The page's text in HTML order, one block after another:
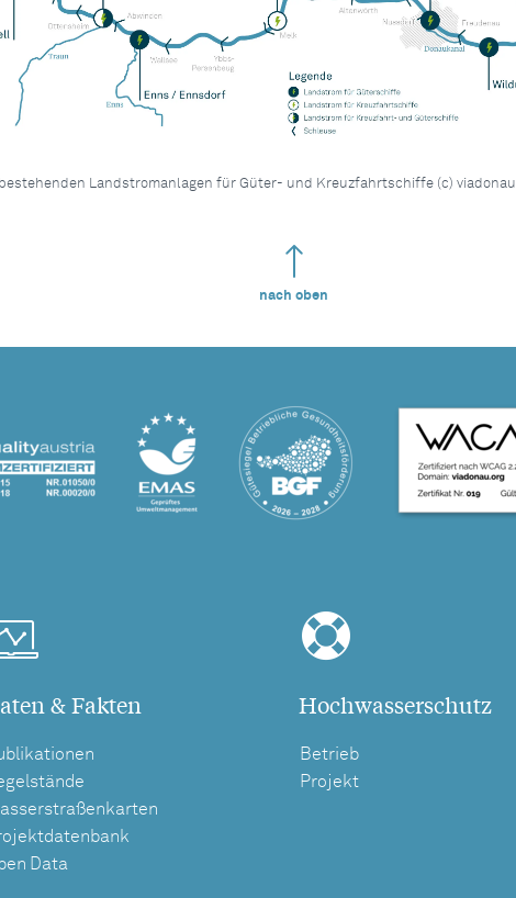
Landstromanlagen für Güter- und Kreuzfahrtschiffe (c) viadonau
nach oben
& Fakten
Data
Hochwasserschutz
Betrieb
Projekt